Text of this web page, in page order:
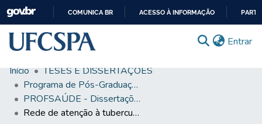
CONTEÚDO
COMUNICA BR ACESSO À INFORMAÇÃO
Entrar
Comunidades & Coleções
Busca Facetada
Início
TESES E DISSERTAÇÕES
Programa de Pós-Graduação em Saúde da Família
PROFSAÚDE - Dissertações
Rede de atenção à tuberculose na população privada de liberdade em uma coordenadoria regional de saúde do Rio Grande do Sul